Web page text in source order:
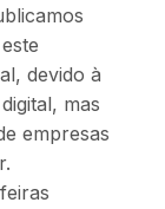
devido à
mas
empresas